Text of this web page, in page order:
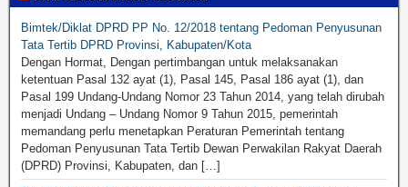
Bimtek/Diklat DPRD PP No. 12/2018 tentang Pedoman Penyusunan
Tata Tertib DPRD Provinsi, Kabupaten/Kota
Dengan Hormat, Dengan pertimbangan untuk melaksanakan
ketentuan Pasal 132 ayat (1), Pasal 145, Pasal 186 ayat (1), dan
Pasal 199 Undang-Undang Nomor 23 Tahun 2014, yang telah dirubah
menjadi Undang – Undang Nomor 9 Tahun 2015, pemerintah
memandang perlu menetapkan Peraturan Pemerintah tentang
Pedoman Penyusunan Tata Tertib Dewan Perwakilan Rakyat Daerah
(DPRD) Provinsi, Kabupaten, dan […]